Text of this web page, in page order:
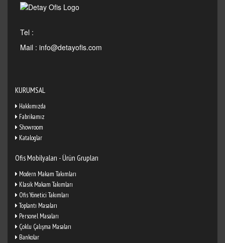
Tel :
Mail : info@detayofis.com
KURUMSAL
Hakkımızda
Fabrikamız
Showroom
Kataloglar
Ofis Mobilyaları - Ürün Grupları
Modern Makam Takımları
Klasik Makam Takımları
Ofis Yönetici Takımları
Toplantı Masaları
Personel Masaları
Çoklu Çalışma Masaları
Bankolar